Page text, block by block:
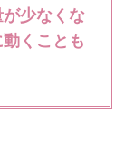
少なくな
くことも